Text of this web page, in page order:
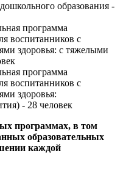
образования -
программа
воспитанников с
здоровья: с тяжелыми
программа
воспитанников с
здоровья:
- 28 человек
программах, в том
образовательных
каждой